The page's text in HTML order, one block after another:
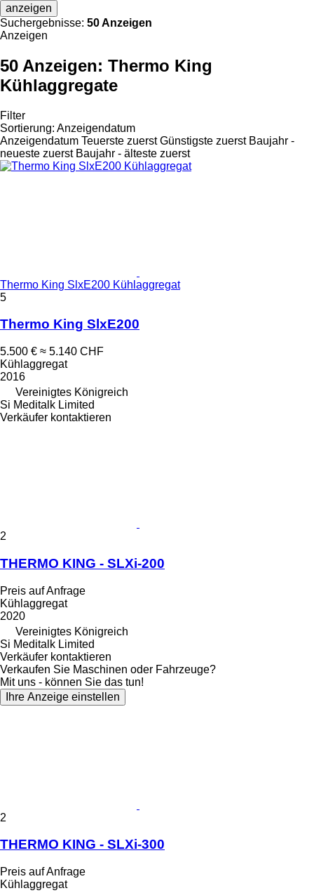
anzeigen
Suchergebnisse: 50 Anzeigen
Anzeigen
50 Anzeigen: Thermo King
Kühlaggregate
Filter
Sortierung: Anzeigendatum
Anzeigendatum Teuerste zuerst Günstigste zuerst Baujahr -
neueste zuerst Baujahr - älteste zuerst
Thermo King SlxE200 Kühlaggregat
5
Thermo King SlxE200
5.500 € ≈ 5.140 CHF
Kühlaggregat
2016
Vereinigtes Königreich
Si Meditalk Limited
Verkäufer kontaktieren
2
THERMO KING - SLXi-200
Preis auf Anfrage
Kühlaggregat
2020
Vereinigtes Königreich
Si Meditalk Limited
Verkäufer kontaktieren
Verkaufen Sie Maschinen oder Fahrzeuge?
Mit uns - können Sie das tun!
Ihre Anzeige einstellen
2
THERMO KING - SLXi-300
Preis auf Anfrage
Kühlaggregat